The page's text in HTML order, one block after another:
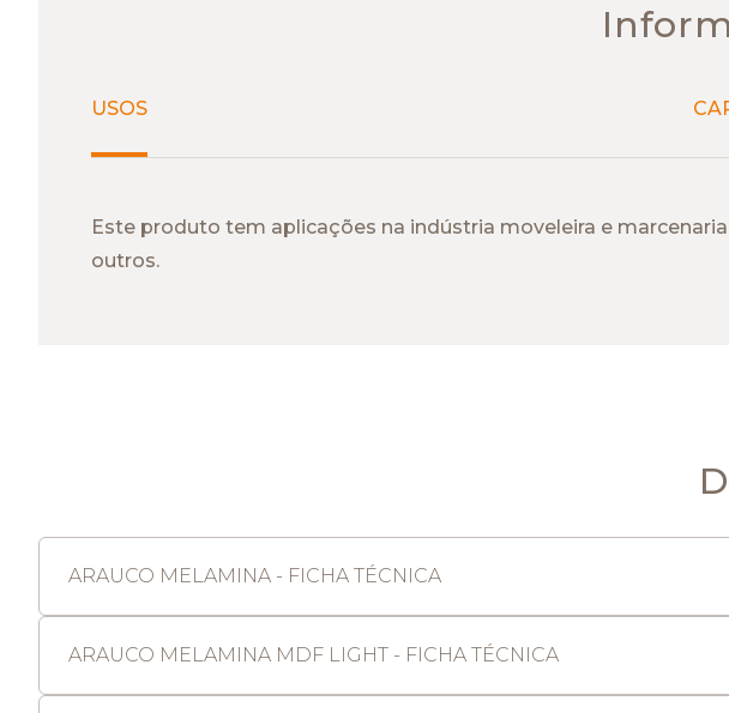
USOS
Este produto tem aplicações na indústria moveleira e
outros.
ARAUCO MELAMINA - FICHA TÉCNICA
ARAUCO MELAMINA MDF LIGHT - FICHA TÉCNICA